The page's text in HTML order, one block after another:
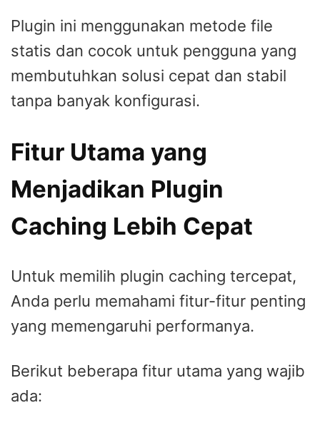
Plugin ini menggunakan metode file
statis dan cocok untuk pengguna yang
membutuhkan solusi cepat dan stabil
tanpa banyak konfigurasi.
Fitur Utama yang
Menjadikan Plugin
Caching Lebih Cepat
Untuk memilih plugin caching tercepat,
Anda perlu memahami fitur-fitur penting
yang memengaruhi performanya.
Berikut beberapa fitur utama yang wajib
ada: